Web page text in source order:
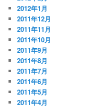
2012年1月
2011年12月
2011年11月
2011年10月
2011年9月
2011年8月
2011年7月
2011年6月
2011年5月
2011年4月